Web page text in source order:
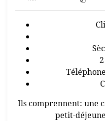
Ils comprennent: une
petit-